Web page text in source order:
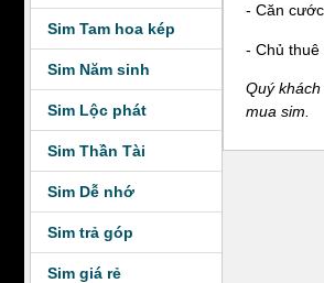
Sim Tam hoa kép
Sim Năm sinh
Sim Lộc phát
Sim Thần Tài
Sim Dễ nhớ
Sim trả góp
Sim giá rẻ
- Căn
- Chủ
Quý
mua sim.